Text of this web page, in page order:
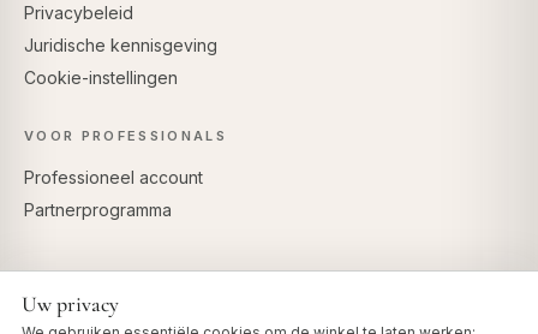
Privacybeleid
Juridische kennisgeving
Cookie-instellingen
VOOR PROFESSIONALS
Professioneel account
Partnerprogramma
Uw privacy